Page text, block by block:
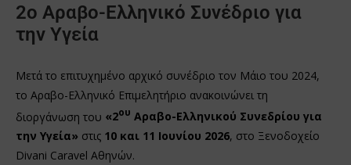
2ο Αραβο-Ελληνικό Συνέδριο για
την Υγεία
Μετά το επιτυχημένο αρχικό συνέδριο τον Μάιο του 2024,
το Αραβο-Ελληνικό Επιμελητήριο ανακοινώνει τη
διοργάνωση του «2ου Αραβο-Ελληνικού Συνεδρίου για
την Υγεία» στις 10 και 11 Ιουνίου 2026, στο Ξενοδοχείο
Divani Caravel Αθηνών.